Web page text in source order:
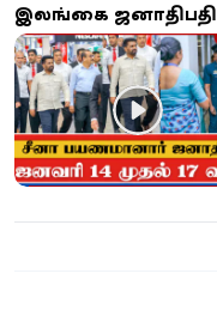
இலங்கை ஜனாதிபதி
அநுர